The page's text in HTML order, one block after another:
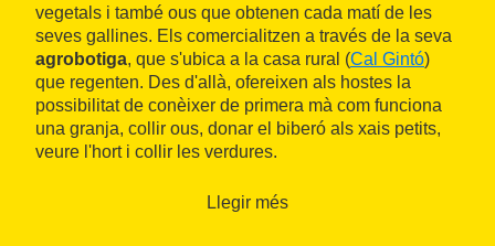
vegetals i també ous que obtenen cada matí de les
seves gallines. Els comercialitzen a través de la seva
agrobotiga, que s'ubica a la casa rural (Cal Gintó)
que regenten. Des d'allà, ofereixen als hostes la
possibilitat de conèixer de primera mà com funciona
una granja, collir ous, donar el biberó als xais petits,
veure l'hort i collir les verdures.
Llegir més